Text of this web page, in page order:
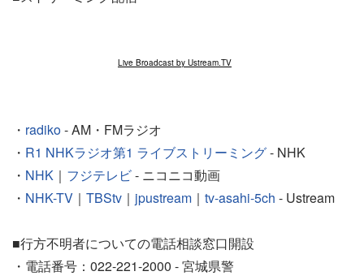
Live Broadcast by Ustream.TV
・ radiko- AM・FMラジオ
・ R1 NHKラジオ第1 ライブストリーミング- NHK
・ NHK ｜ フジテレビ- ニコニコ動画
・ NHK-TV ｜ TBStv ｜ jpustream ｜ tv-asahi-5ch - Ustream
■行方不明者についての電話相談窓口開設
・電話番号：022-221-2000 - 宮城県警